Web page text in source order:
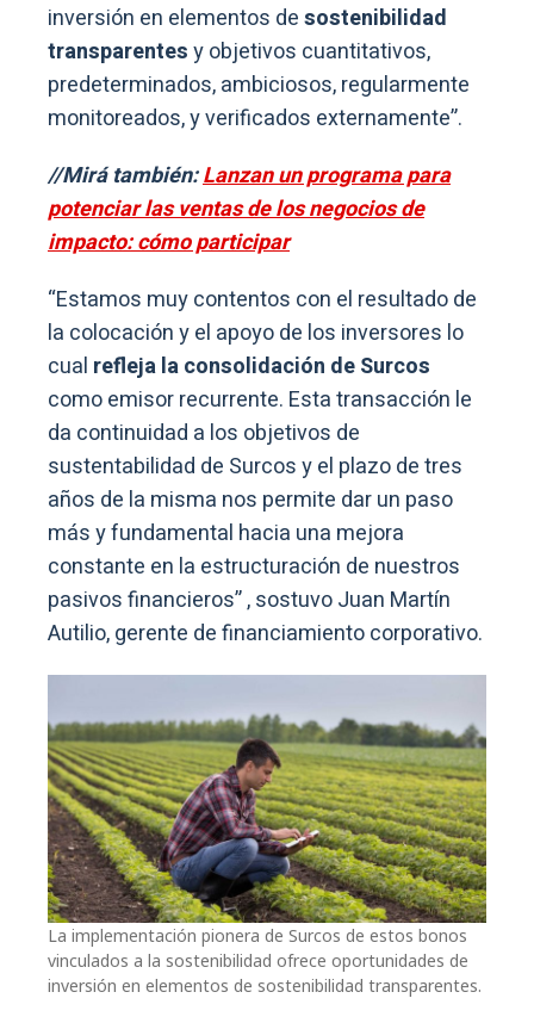
inversión en elementos desostenibilidad
transparentesy objetivos cuantitativos,
predeterminados, ambiciosos, regularmente
monitoreados, y verificados externamente”.
//Mirá también:Lanzan un programa para
potenciar las ventas de los negocios de
impacto: cómo participar
“Estamos muy contentos con el resultado de
la colocación y el apoyo de los inversores lo
cual refleja la consolidación de Surcos
como emisor recurrente. Esta transacción le
da continuidad a los objetivos de
sustentabilidad de Surcos y el plazo de tres
años de la misma nos permite dar un paso
más y fundamental hacia una mejora
constante en la estructuración de nuestros
pasivos financieros” , sostuvo Juan Martín
Autilio, gerente de financiamiento corporativo.
La implementación pionera de Surcos de estos bonos
vinculados a la sostenibilidad ofrece oportunidades de
inversión en elementos de sostenibilidad transparentes.